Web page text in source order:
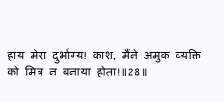
हाय मेरा दुर्भाग्य! काश, मैंने अमुक व्यक्ति
को मित्र न बनाया होता!॥28॥